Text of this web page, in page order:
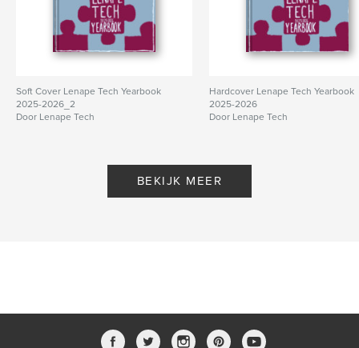
Soft Cover Lenape Tech Yearbook
2025-2026_2
Door Lenape Tech
Hardcover Lenape Tech Yearbook
2025-2026
Door Lenape Tech
BEKIJK MEER